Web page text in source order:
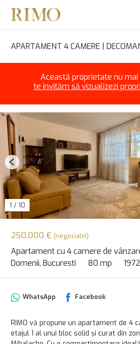
APARTAMENT 4 CAMERE |
Această proprietate nu mai
te invităm să vizualizezi
250,000 € (negociabil)
Apartament cu 4 camere de
Domenii, Bucuresti
80 mp 1972
1 / 10
Previous
WhatsApp Facebook
RIMO vă propune un apartament de 4
etajul 1 al unui bloc solid și curat din